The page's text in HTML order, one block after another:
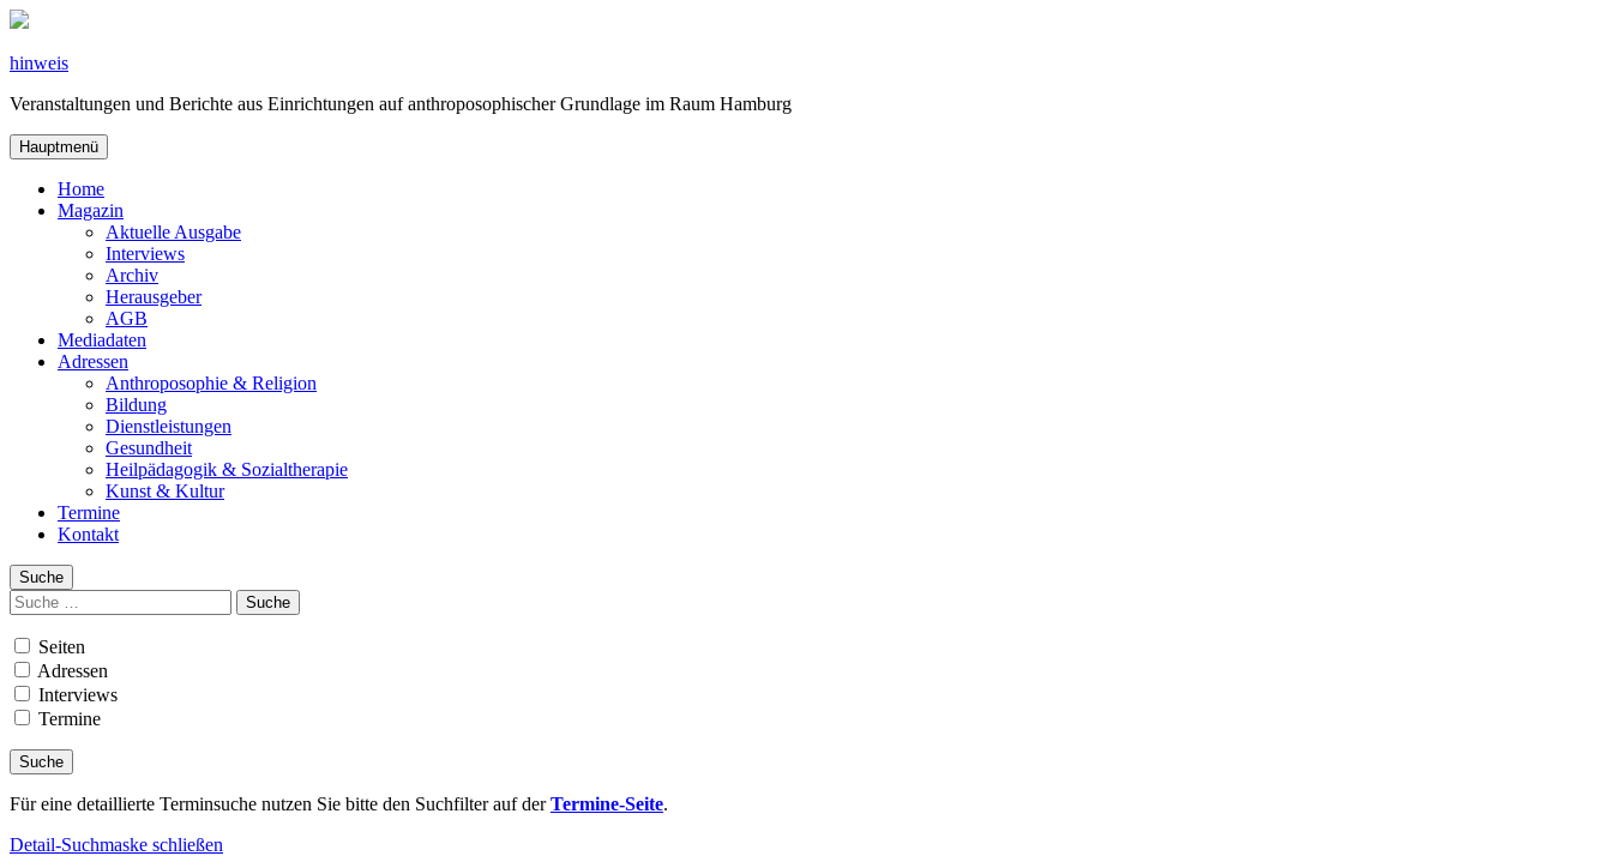
Zum
springen
hinweis
Veranstaltungen und Berichte aus Einrichtungen auf anthroposophischer Grundlage im Raum Hamburg
Hauptmenü
Home
Magazin
Aktuelle Ausgabe
Interviews
Archiv
Herausgeber
AGB
Mediadaten
Adressen
Anthroposophie & Religion
Bildung
Dienstleistungen
Gesundheit
Heilpädagogik & Sozialtherapie
Kunst & Kultur
Termine
Kontakt
Suche
Suchen
nach:
Seiten
Adressen
Interviews
Termine
Für eine detaillierte Terminsuche nutzen Sie bitte den Suchfilter auf derTermine-Seite.
Detail-Suchmaske schließen